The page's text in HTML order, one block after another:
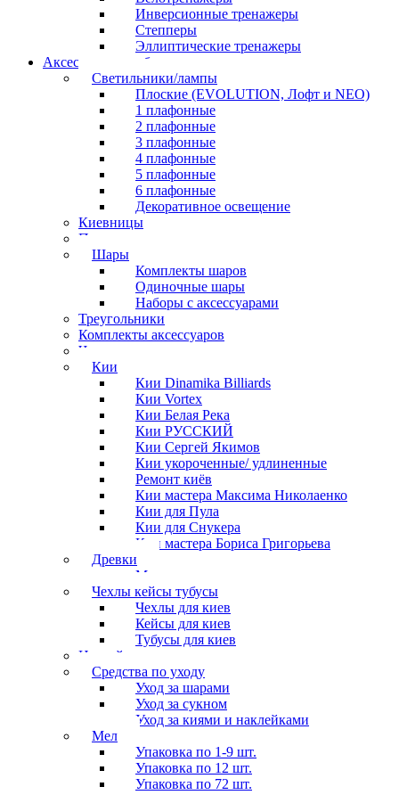
Инверсионные тренажеры
Степперы
Эллиптические тренажеры
Аксессуары для бильярда
Светильники/лампы
Плоские (EVOLUTION, Лофт и NEO)
1 плафонные
2 плафонные
3 плафонные
4 плафонные
5 плафонные
6 плафонные
Декоративное освещение
Киевницы
Полочки
Шары
Комплекты шаров
Одиночные шары
Наборы с аксессуарами
Треугольники
Комплекты аксессуаров
Часы
Кии
Кии Dinamika Billiards
Кии Vortex
Кии Белая Река
Кии РУССКИЙ
Кии Сергей Якимов
Кии укороченные/ удлиненные
Ремонт киёв
Кии мастера Максима Николаенко
Кии для Пула
Кии для Снукера
Кии мастера Бориса Григорьева
Древки
Мосты для киев
Чехлы кейсы тубусы
Чехлы для киев
Кейсы для киев
Тубусы для киев
Наклейки
Средства по уходу
Уход за шарами
Уход за сукном
Уход за киями и наклейками
Мел
Упаковка по 1-9 шт.
Упаковка по 12 шт.
Упаковка по 72 шт.